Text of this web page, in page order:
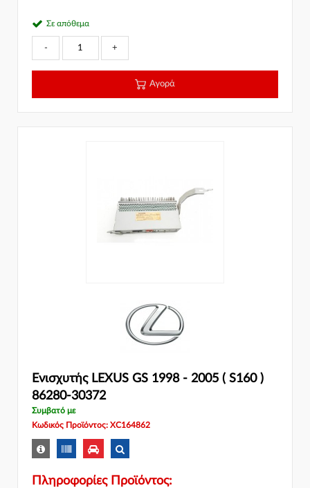
Σε απόθεμα
- +
Αγορά
Ενισχυτής LEXUS GS 1998 - 2005 ( S160 )
86280-30372
Συμβατό με
Κωδικός Προϊόντος: XC164862
Πληροφορίες Προϊόντος: